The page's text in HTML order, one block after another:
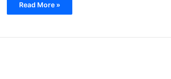
Read More »